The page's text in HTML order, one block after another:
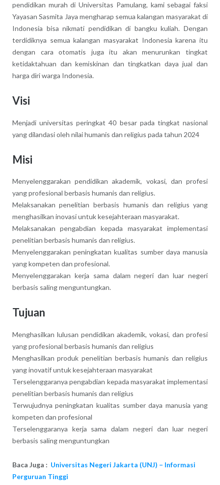
pendidikan murah di Universitas Pamulang, kami sebagai faksi
Yayasan Sasmita Jaya mengharap semua kalangan masyarakat di
Indonesia bisa nikmati pendidikan di bangku kuliah. Dengan
terdidiknya semua kalangan masyarakat Indonesia karena itu
dengan cara otomatis juga itu akan menurunkan tingkat
ketidaktahuan dan kemiskinan dan tingkatkan daya jual dan
harga diri warga Indonesia.
Visi
Menjadi universitas peringkat 40 besar pada tingkat nasional
yang dilandasi oleh nilai humanis dan religius pada tahun 2024
Misi
Menyelenggarakan pendidikan akademik, vokasi, dan profesi
yang profesional berbasis humanis dan religius.
Melaksanakan penelitian berbasis humanis dan religius yang
menghasilkan inovasi untuk kesejahteraan masyarakat.
Melaksanakan pengabdian kepada masyarakat implementasi
penelitian berbasis humanis dan religius.
Menyelenggarakan peningkatan kualitas sumber daya manusia
yang kompeten dan profesional.
Menyelenggarakan kerja sama dalam negeri dan luar negeri
berbasis saling menguntungkan.
Tujuan
Menghasilkan lulusan pendidikan akademik, vokasi, dan profesi
yang profesional berbasis humanis dan religius
Menghasilkan produk penelitian berbasis humanis dan religius
yang inovatif untuk kesejahteraan masyarakat
Terselenggaranya pengabdian kepada masyarakat implementasi
penelitian berbasis humanis dan religius
Terwujudnya peningkatan kualitas sumber daya manusia yang
kompeten dan profesional
Terselenggaranya kerja sama dalam negeri dan luar negeri
berbasis saling menguntungkan
Baca Juga : Universitas Negeri Jakarta (UNJ) – Informasi
Perguruan Tinggi